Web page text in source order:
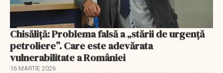
Chisăliță: Problema falsă a „stării de urgență
petroliere”. Care este adevărata
vulnerabilitate a României
16 MARTIE 2026